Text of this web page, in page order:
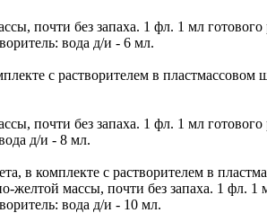
почти без запаха. 1 фл. 1 мл
вода д/и - 6 мл.
с растворителем в
почти без запаха. 1 фл. 1 мл
д/и - 8 мл.
в комплекте с растворителем в
массы, почти без запаха. 1 фл.
вода д/и - 10 мл.